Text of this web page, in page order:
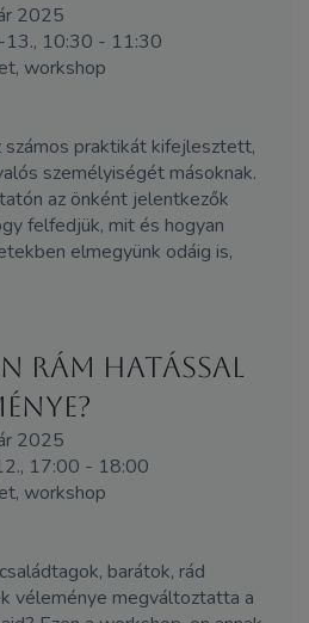
2025
10:30 - 11:30
workshop
praktikát kifejlesztett,
személyiségét másoknak.
az önként jelentkezők
felfedjük, mit és hogyan
elmegyünk odáig is,
rám hatással
2025
17:00 - 18:00
workshop
barátok, rád
véleménye megváltoztatta a